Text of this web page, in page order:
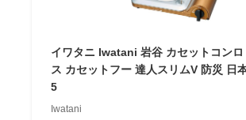
イワタニ Iwatani 岩谷 カセットコン
ス カセットフー 達人スリムV 防災 日
5
Iwatani